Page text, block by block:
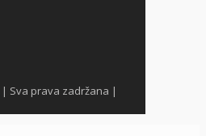
| Sva prava zadržana |